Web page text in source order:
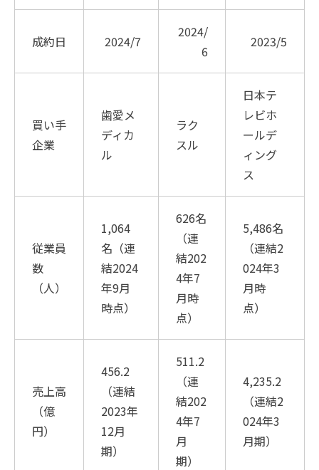
成約日 2024/7
2024/
6
2023/5
買い手
企業
歯愛メ
ディカ
ル
ラク
スル
日本テ
レビホ
ールデ
ィング
ス
従業員
数
（人）
1,064
名（連
結2024
年9月
時点）
626名
（連
結202
4年7
月時
点）
5,486名
（連結2
024年3
月時
点）
売上高
（億
円）
456.2
（連結
2023年
12月
期）
511.2
（連
結202
4年7
月
期）
4,235.2
（連結2
024年3
月期）